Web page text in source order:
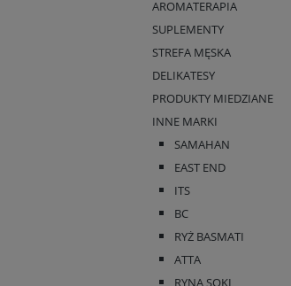
AROMATERAPIA
SUPLEMENTY
STREFA MĘSKA
DELIKATESY
PRODUKTY MIEDZIANE
INNE MARKI
SAMAHAN
EAST END
ITS
BC
RYŻ BASMATI
ATTA
RYNA SOKI